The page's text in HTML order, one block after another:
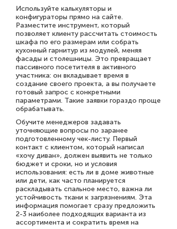
Используйте калькуляторы и
конфигураторы прямо на сайте.
Разместите инструмент, который
позволяет клиенту рассчитать стоимость
шкафа по его размерам или собрать
кухонный гарнитур из модулей, меняя
фасады и столешницы. Это превращает
пассивного посетителя в активного
участника: он вкладывает время в
создание своего проекта, а вы получаете
готовый запрос с конкретными
параметрами. Такие заявки гораздо проще
обрабатывать.
Обучите менеджеров задавать
уточняющие вопросы по заранее
подготовленному чек-листу. Первый
контакт с клиентом, который написал
«хочу диван», должен выявить не только
бюджет и сроки, но и условия
использования: есть ли в доме животные
или дети, как часто планируется
раскладывать спальное место, важна ли
устойчивость ткани к загрязнениям. Эта
информация помогает сразу предложить
2-3 наиболее подходящих варианта из
ассортимента и сократить время на